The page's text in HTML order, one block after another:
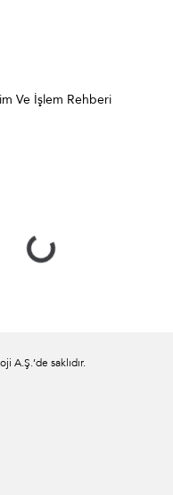
Ve İşlem Rehberi
A.Ş.’de saklıdır.